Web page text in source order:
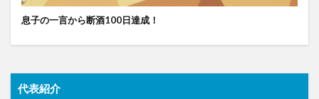
息子の一言から断酒100日達成！
代表紹介